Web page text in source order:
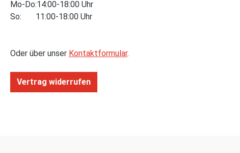
Mo-Do:14:00-18:00 Uhr
So: 11:00-18:00 Uhr
Oder über unser Kontaktformular.
Vertrag widerrufen